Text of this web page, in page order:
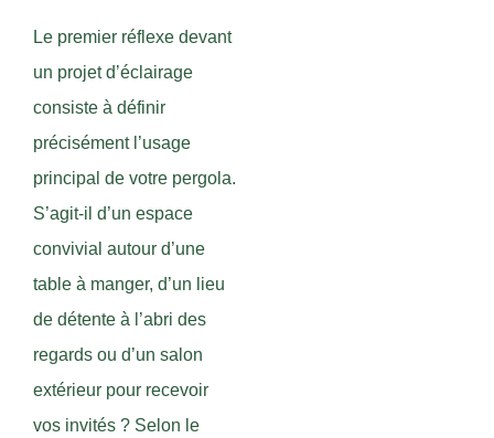
Le premier réflexe devant
un projet d’éclairage
consiste à définir
précisément l’usage
principal de votre pergola.
S’agit-il d’un espace
convivial autour d’une
table à manger, d’un lieu
de détente à l’abri des
regards ou d’un salon
extérieur pour recevoir
vos invités ? Selon le